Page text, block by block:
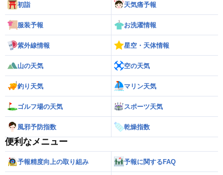
初詣 天気痛予報
服装予報 お洗濯情報
紫外線情報 星空・天体情報
山の天気 空の天気
釣り天気 マリン天気
ゴルフ場の天気 スポーツ天気
風邪予防指数 乾燥指数
便利なメニュー
予報精度向上の取り組み 予報に関するFAQ